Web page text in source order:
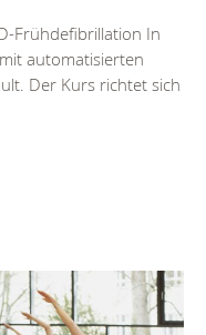
Frühdefibrillation In
automatisierten
Der Kurs richtet sich